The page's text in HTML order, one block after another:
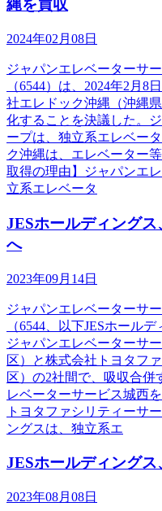
縄を買収
2024年02月08日
ジャパンエレベーターサ
（6544）は、2024年2月
社エレドック沖縄（沖縄
化することを決議した。
ープは、独立系エレベー
ク沖縄は、エレベーター
取得の理由】ジャパンエ
立系エレベータ
JESホールディング
へ
2023年09月14日
ジャパンエレベーターサ
（6544、以下JESホール
ジャパンエレベーターサ
区）と株式会社トヨタフ
区）の2社間で、吸収合
レベーターサービス城西
トヨタファシリティーサ
ングスは、独立系エ
JESホールディング
2023年08月08日